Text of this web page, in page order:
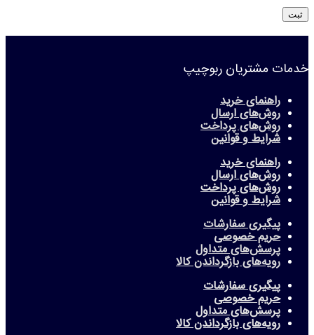
خدمات مشتریان ربوچیپ
راهنمای خرید
روش‌های ارسال
روش‌های پرداخت
شرایط و قوانین
راهنمای خرید
روش‌های ارسال
روش‌های پرداخت
شرایط و قوانین
پیگیری سفارشات
حریم خصوصی
پرسش‌های متداول
رویه‌های بازگرداندن کالا
پیگیری سفارشات
حریم خصوصی
پرسش‌های متداول
رویه‌های بازگرداندن کالا